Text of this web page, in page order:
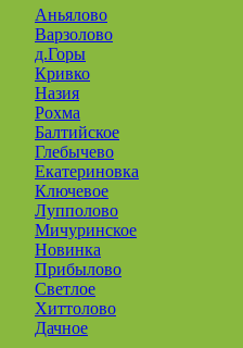
Аньялово
Варзолово
д.Горы
Кривко
Назия
Рохма
Балтийское
Глебычево
Екатериновка
Ключевое
Лупполово
Мичуринское
Новинка
Прибылово
Светлое
Хиттолово
Дачное